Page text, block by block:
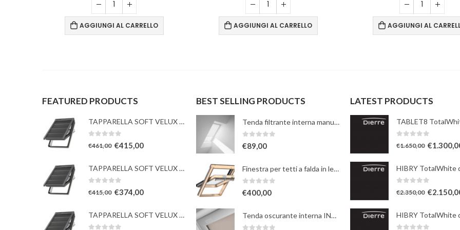
AGGIUNGI AL CARRELLO AGGIUNGI AL CARRELLO AGGIUNGI AL
FEATURED PRODUCTS
TAPPARELLA SOFT VELUX con TESSUTO oscurante solare
€461,00 €415,00
TAPPARELLA SOFT VELUX con TESSUTO oscurante solare
€415,00 €374,00
TAPPARELLA SOFT VELUX con TESSUTO oscurante solare
BEST SELLING PRODUCTS
Tenda filtrante interna manuale - bianca
0Su 5
€89,00
Finestra per tetti a falda in legno naturale con apertura a bilico manuale
0Su 5
€400,00
Tenda oscurante interna INTEGRA elettrica a rullo - beige
LATEST PRODUCTS
€1.650,00 €
€2.350,00 €